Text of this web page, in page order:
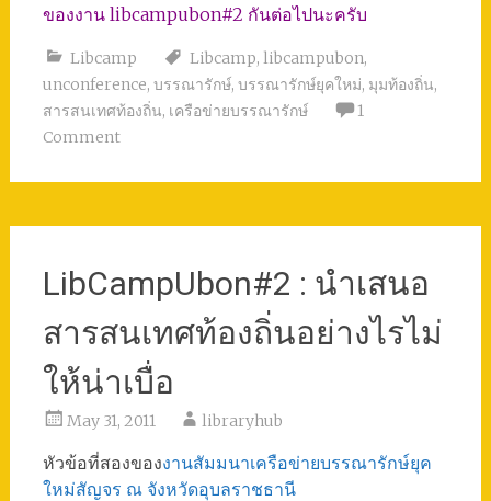
ของงาน libcampubon#2 กันต่อไปนะครับ
Libcamp Libcamp, libcampubon,
unconference, บรรณารักษ์, บรรณารักษ์ยุคใหม่, มุมท้องถิ่น,
สารสนเทศท้องถิ่น, เครือข่ายบรรณารักษ์
1
Comment
LibCampUbon#2 : นำเสนอ
สารสนเทศท้องถิ่นอย่างไรไม่
ให้น่าเบื่อ
May 31, 2011 libraryhub
หัวข้อที่สองของงานสัมมนาเครือข่ายบรรณารักษ์ยุค
ใหม่สัญจร ณ จังหวัดอุบลราชธานี